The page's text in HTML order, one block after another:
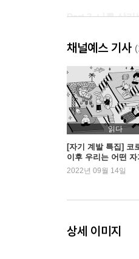
Part 3. 나를 살리
2. 불확실한 시대
3. 나만의 리부트
4. 추격자가 되
Part 4. ‘뉴 러너’
1. 변화와 나란히
2. 57세 김미경이
3. 함께 성장할 나
4. 미래 꿰뚫는 ‘
2. 마음의 면역력
채널예스 기사
읽다
[자기 계발 특집] 코
이후 우리는 어떤
서를 읽었을까?
2022년 09월 14일
상세 이미지